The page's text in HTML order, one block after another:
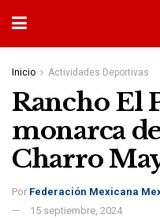
Inicio Actividades Deportivas
Rancho El
monarca
Charro
Por Federación Mexicana
15 septiembre, 2024